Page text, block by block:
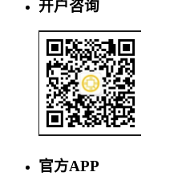
开户咨询
官方APP